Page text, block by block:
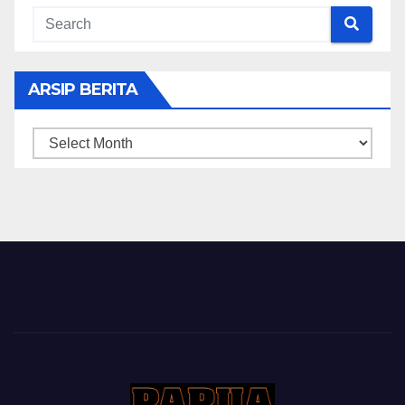
ARSIP BERITA
ARSIP